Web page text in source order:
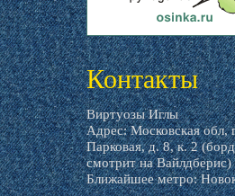
livemaster.ru
Контакты
Виртуозы Иглы
Адрес: Московская обл,
Парковая, д. 8, к. 2
смотрит на Вайлдберис)
Ближайшее метро: